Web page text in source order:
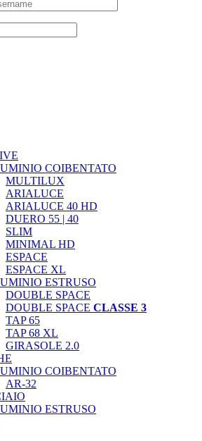
COIBENTATO
MULTILUX
ARIALUCE
ARIALUCE 40 HD
DUERO 55 | 40
SLIM
MINIMAL HD
ESPACE
ESPACE XL
ESTRUSO
DOUBLE SPACE
DOUBLE SPACE CLASSE 3
TAP 65
TAP 68 XL
GIRASOLE 2.0
COIBENTATO
AR-32
ESTRUSO